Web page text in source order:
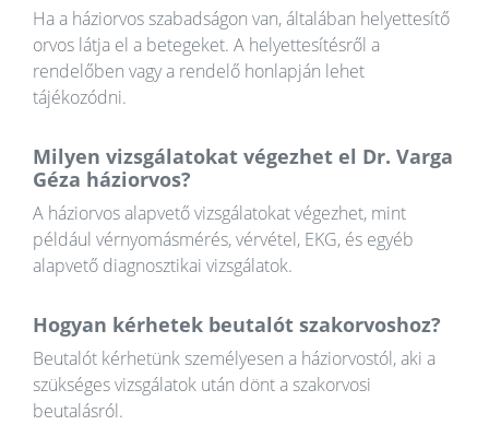
Ha a háziorvos szabadságon van, általában helyettesítő
orvos látja el a betegeket. A helyettesítésről a
rendelőben vagy a rendelő honlapján lehet
tájékozódni.
Milyen vizsgálatokat végezhet el Dr. Varga
Géza háziorvos?
A háziorvos alapvető vizsgálatokat végezhet, mint
például vérnyomásmérés, vérvétel, EKG, és egyéb
alapvető diagnosztikai vizsgálatok.
Hogyan kérhetek beutalót szakorvoshoz?
Beutalót kérhetünk személyesen a háziorvostól, aki a
szükséges vizsgálatok után dönt a szakorvosi
beutalásról.